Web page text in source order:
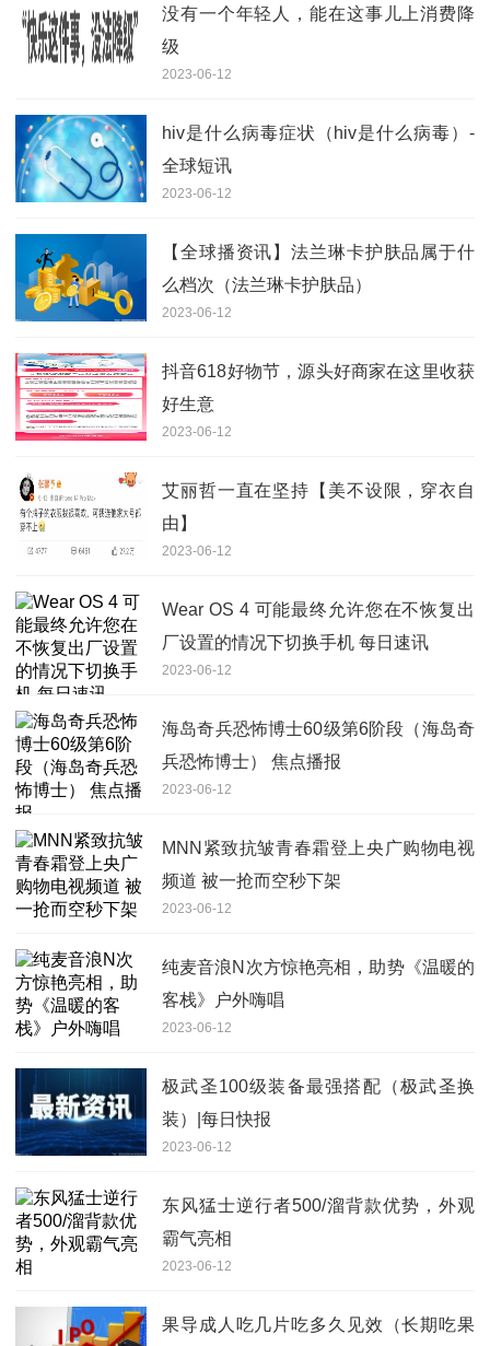
没有一个年轻人，能在这事儿上消费降
级
2023-06-12
hiv是什么病毒症状（hiv是什么病毒）-
全球短讯
2023-06-12
【全球播资讯】法兰琳卡护肤品属于什
么档次（法兰琳卡护肤品）
2023-06-12
抖音618好物节，源头好商家在这里收获
好生意
2023-06-12
艾丽哲一直在坚持【美不设限，穿衣自
由】
2023-06-12
Wear OS 4 可能最终允许您在不恢复出
厂设置的情况下切换手机 每日速讯
2023-06-12
海岛奇兵恐怖博士60级第6阶段（海岛奇
兵恐怖博士） 焦点播报
2023-06-12
MNN紧致抗皱青春霜登上央广购物电视
频道 被一抢而空秒下架
2023-06-12
纯麦音浪N次方惊艳亮相，助势《温暖的
客栈》户外嗨唱
2023-06-12
极武圣100级装备最强搭配（极武圣换
装）|每日快报
2023-06-12
东风猛士逆行者500/溜背款优势，外观
霸气亮相
2023-06-12
果导成人吃几片吃多久见效（长期吃果